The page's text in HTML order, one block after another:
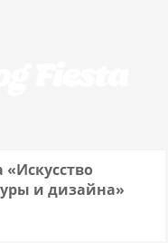
«Искусство
и дизайна»